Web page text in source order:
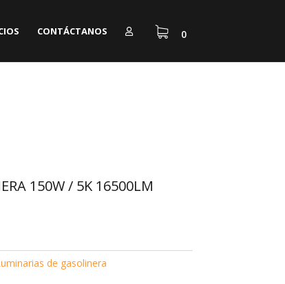
CONTÁCTANOS 0
150W / 5K 16500LM
de gasolinera